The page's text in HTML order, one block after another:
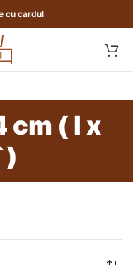
cu cardul
cm ( l x
)